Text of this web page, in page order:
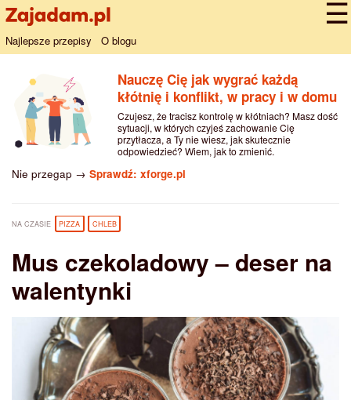
Najlepsze przepisy O blogu
Nauczę Cię jak wygrać każdą
kłótnię i konflikt, w pracy i w domu
Czujesz, że tracisz kontrolę w kłótniach? Masz dość
sytuacji, w których czyjeś zachowanie Cię
przytłacza, a Ty nie wiesz, jak skutecznie
odpowiedzieć? Wiem, jak to zmienić.
Nie przegap → Sprawdź: xforge.pl
NA CZASIE PIZZA CHLEB
Mus czekoladowy – deser na
walentynki